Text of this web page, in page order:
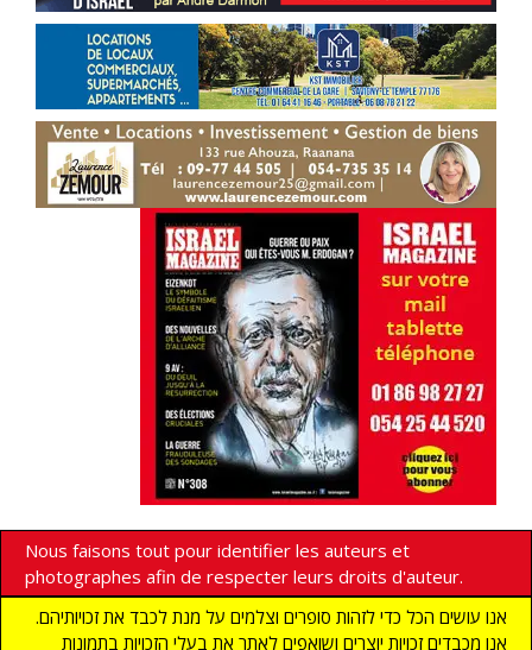
Nous faisons tout pour identifier les auteurs et
photographes afin de respecter leurs droits d'auteur.
אנו עושים הכל כדי לזהות סופרים וצלמים על מנת לכבד את זכויותיהם.
אנו מכבדים זכויות יוצרים ושואפים לאתר את בעלי הזכויות בתמונות